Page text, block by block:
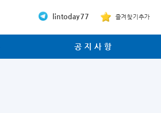
lintoday77 즐겨찾기추가
공지사항